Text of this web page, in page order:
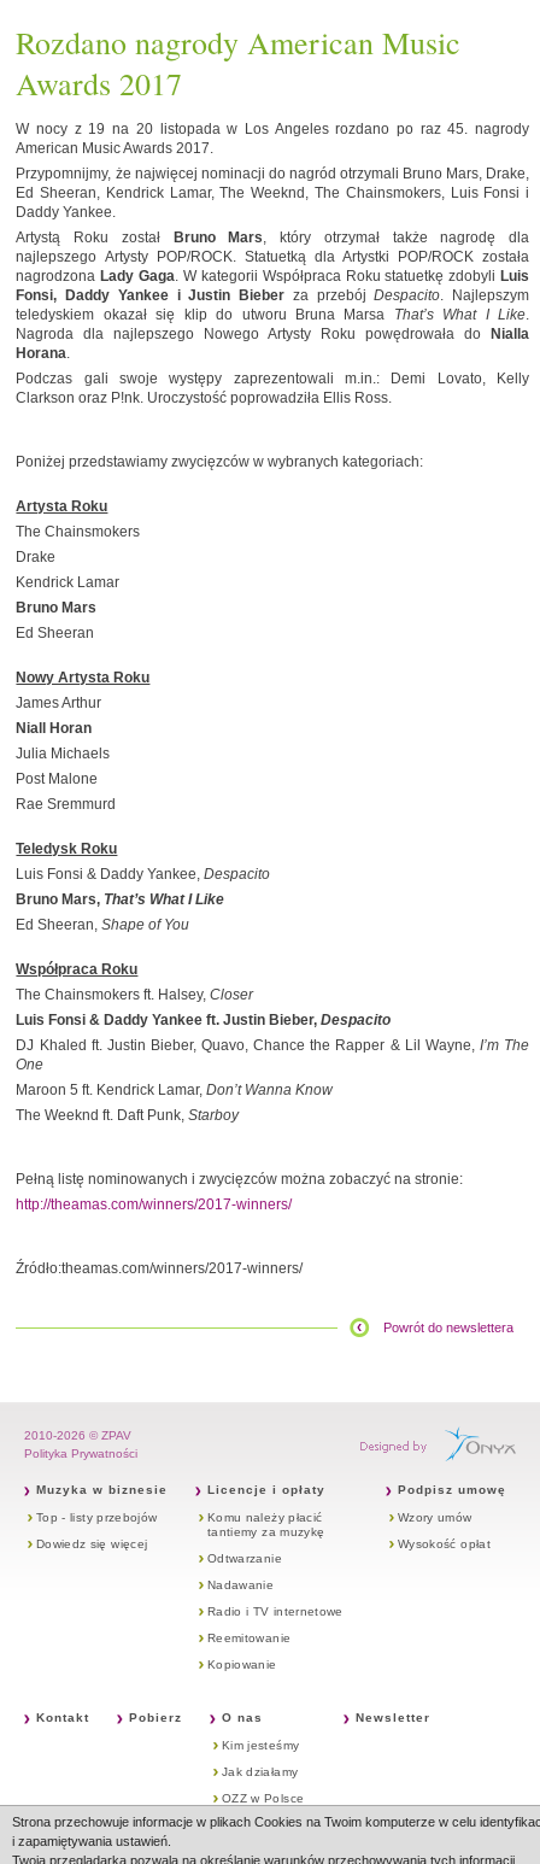
Rozdano nagrody American Music
Awards 2017
W nocy z 19 na 20 listopada w Los Angeles rozdano po raz 45. nagrody
American Music Awards 2017.
Przypomnijmy, że najwięcej nominacji do nagród otrzymali Bruno Mars, Drake,
Ed Sheeran, Kendrick Lamar, The Weeknd, The Chainsmokers, Luis Fonsi i
Daddy Yankee.
Artystą Roku został
Bruno Mars, który otrzymał także nagrodę dla
najlepszego Artysty POP/ROCK. Statuetką dla Artystki POP/ROCK została
nagrodzona Lady Gaga. W kategorii Współpraca Roku statuetkę zdobyli Luis
Fonsi, Daddy Yankee i Justin Bieber za przebójDespacito. Najlepszym
teledyskiem okazał się klip do utworu Bruna Marsa That’s What I Like.
Nagroda dla najlepszego Nowego Artysty Roku powędrowała do
Nialla
Horana.
Podczas gali swoje występy zaprezentowali m.in.: Demi Lovato, Kelly
Clarkson oraz P!nk. Uroczystość poprowadziła Ellis Ross.
Poniżej przedstawiamy zwycięzców w wybranych kategoriach:
Artysta Roku
The Chainsmokers
Drake
Kendrick Lamar
Bruno Mars
Ed Sheeran
Nowy Artysta Roku
James Arthur
Niall Horan
Julia Michaels
Post Malone
Rae Sremmurd
Teledysk Roku
Luis Fonsi & Daddy Yankee,Despacito
Bruno Mars, That’s What I Like
Ed Sheeran,Shape of You
Współpraca Roku
The Chainsmokers ft. Halsey,Closer
Luis Fonsi & Daddy Yankee ft. Justin Bieber,Despacito
DJ Khaled ft. Justin Bieber, Quavo, Chance the Rapper & Lil Wayne, I’m The
One
Maroon 5 ft. Kendrick Lamar,Don’t Wanna Know
The Weeknd ft. Daft Punk, Starboy
Pełną listę nominowanych i zwycięzców można zobaczyć na stronie:
http://theamas.com/winners/2017-winners/
Źródło:theamas.com/winners/2017-winners/
Powrót do newslettera
2010-2026 © ZPAV
Polityka Prywatności
Muzyka w biznesie
Top - listy przebojów
Dowiedz się więcej
Licencje i opłaty
Komu należy płacić
tantiemy za muzykę
Odtwarzanie
Nadawanie
Radio i TV internetowe
Reemitowanie
Kopiowanie
Podpisz umowę
Wzory umów
Wysokość opłat
Kontakt Pobierz O nas
Kim jesteśmy
Jak działamy
OZZ w Polsce
OZZ na Świecie
Newsletter
Strona przechowuje informacje w plikach Cookies na Twoim komputerze w celu
i zapamiętywania ustawień.
Twoja przeglądarka pozwala na określanie warunków przechowywania tych informacji.